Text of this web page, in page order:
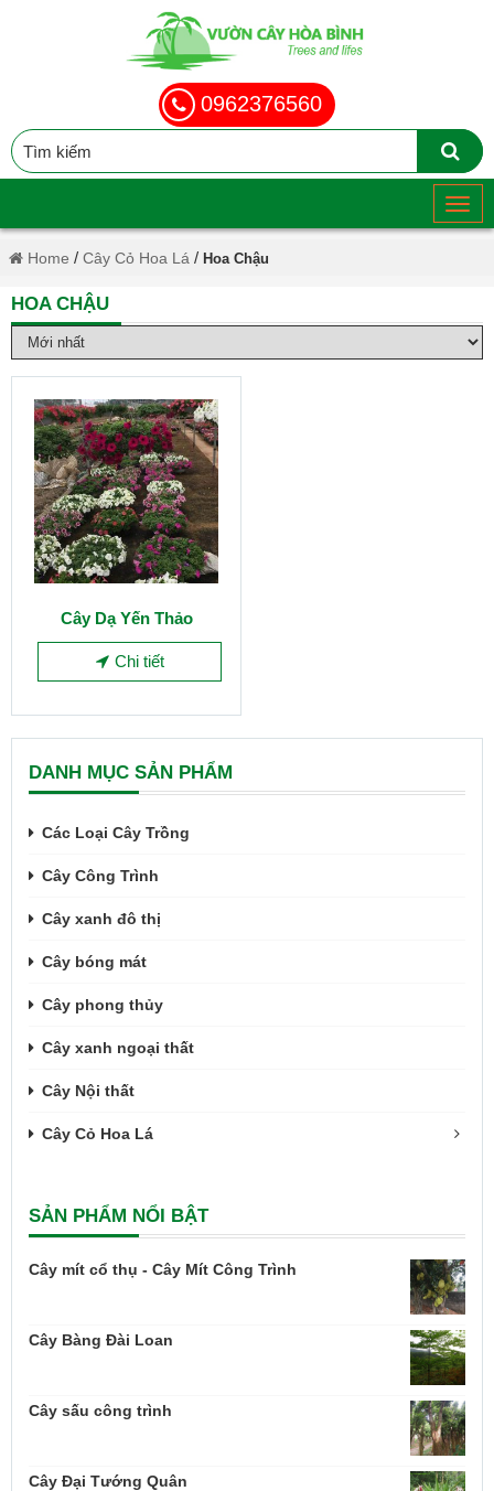
0962376560
Home / Cây Cỏ Hoa Lá / Hoa Chậu
HOA CHẬU
Cây Dạ Yến Thảo
Chi tiết
DANH MỤC SẢN PHẨM
Các Loại Cây Trồng
Cây Công Trình
Cây xanh đô thị
Cây bóng mát
Cây phong thủy
Cây xanh ngoại thất
Cây Nội thất
Cây Cỏ Hoa Lá
SẢN PHẨM NỔI BẬT
Cây mít cổ thụ - Cây Mít Công Trình
Cây Bàng Đài Loan
Cây sấu công trình
Cây Đại Tướng Quân